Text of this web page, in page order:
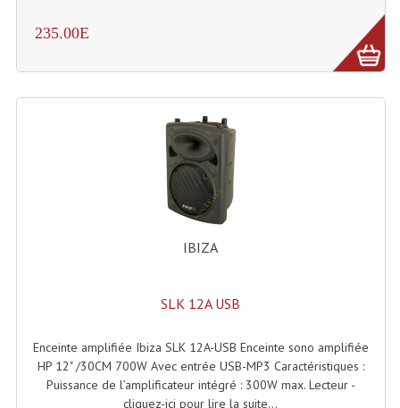
235.00E
IBIZA
SLK 12A USB
Enceinte amplifiée Ibiza SLK 12A-USB Enceinte sono amplifiée
HP 12" /30CM 700W Avec entrée USB-MP3 Caractéristiques :
Puissance de l’amplificateur intégré : 300W max. Lecteur -
cliquez-ici pour lire la suite...